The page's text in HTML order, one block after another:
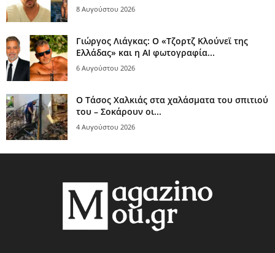
8 Αυγούστου 2026
Γιώργος Λιάγκας: Ο «Τζορτζ Κλούνεϊ της
Ελλάδας» και η AI φωτογραφία...
6 Αυγούστου 2026
Ο Τάσος Χαλκιάς στα χαλάσματα του σπιτιού
του – Σοκάρουν οι...
4 Αυγούστου 2026